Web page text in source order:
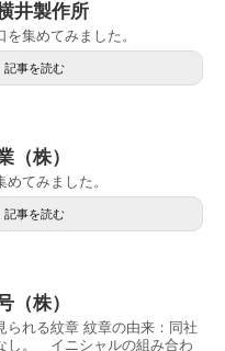
井製作所
集めてみました。
記事を読む
株）
てみました。
記事を読む
株）
られる紋章 紋章の由来：同社
し。 イニシャルの組み合わ